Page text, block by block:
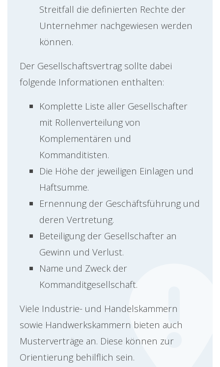
Streitfall die definierten Rechte der
Unternehmer nachgewiesen werden
können.
Der Gesellschaftsvertrag sollte dabei
folgende Informationen enthalten:
Komplette Liste aller Gesellschafter
mit Rollenverteilung von
Komplementären und
Kommanditisten.
Die Höhe der jeweiligen Einlagen und
Haftsumme.
Ernennung der Geschäftsführung und
deren Vertretung.
Beteiligung der Gesellschafter an
Gewinn und Verlust.
Name und Zweck der
Kommanditgesellschaft.
Viele Industrie- und Handelskammern
sowie Handwerkskammern bieten auch
Musterverträge an. Diese können zur
Orientierung behilflich sein.